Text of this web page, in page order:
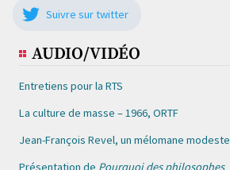
Suivre sur twitter
AUDIO/VIDÉO
Entretiens pour la RTS
La culture de masse – 1966, ORTF
Jean-François Revel, un mélomane modeste
Présentation de Pourquoi des philosophes